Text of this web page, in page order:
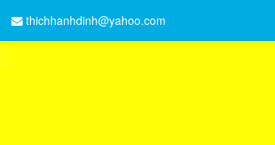
thichhanhdinh@yahoo.com